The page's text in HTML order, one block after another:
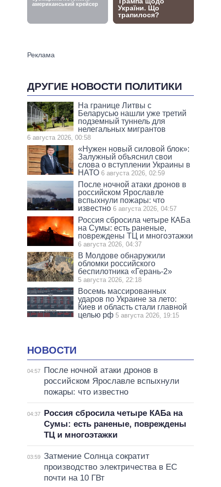
ДРУГИЕ НОВОСТИ ПОЛИТИКИ
На границе Литвы с
Беларусью нашли уже третий
подземный туннель для
нелегальных мигрантов
6 августа 2026, 00:58
«Нужен новый силовой блок»:
Залужный объяснил свои
слова о вступлении Украины в
НАТО 6 августа 2026, 02:59
После ночной атаки дронов в
российском Ярославле
вспыхнули пожары: что
известно 6 августа 2026, 04:57
Россия сбросила четыре КАБа
на Сумы: есть раненые,
повреждены ТЦ и многоэтажки
6 августа 2026, 04:37
В Молдове обнаружили
обломки российского
беспилотника «Герань-2»
5 августа 2026, 22:18
Восемь массированных
ударов по Украине за лето:
Киев и область стали главной
целью рф 5 августа 2026, 19:15
НОВОСТИ
04:57
После ночной атаки дронов в
российском Ярославле вспыхнули
пожары: что известно
04:37
Россия сбросила четыре КАБа на
Сумы: есть раненые, повреждены
ТЦ и многоэтажки
03:59 Затмение Солнца сократит
производство электричества в ЕС
почти на 10 ГВт